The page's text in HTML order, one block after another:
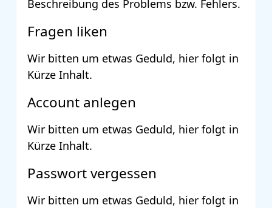
Beschreibung des Problems bzw. Fehlers.
Fragen liken
Wir bitten um etwas Geduld, hier folgt in
Kürze Inhalt.
Account anlegen
Wir bitten um etwas Geduld, hier folgt in
Kürze Inhalt.
Passwort vergessen
Wir bitten um etwas Geduld, hier folgt in